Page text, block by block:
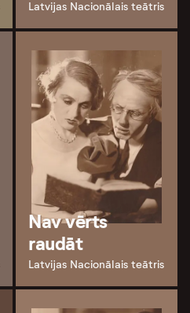
Latvijas Nacionālais teātris
Nav vērts
raudāt
Latvijas Nacionālais teātris